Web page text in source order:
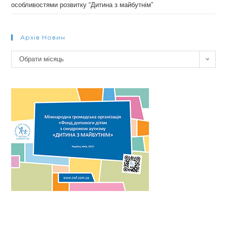
особливостями розвитку “Дитина з майбутнім”
Архів Новин
Архів
новин
Обрати місяць